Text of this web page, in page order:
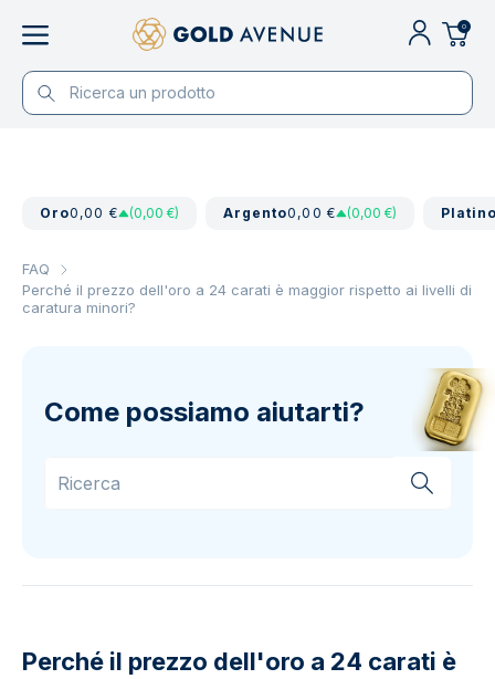
0
Oro0,00 € (0,00 €) Argento0,00 € (0,00 €)
FAQ
Perché il prezzo dell'oro a 24 carati è maggior rispetto ai livelli di
caratura minori?
Come possiamo aiutarti?
Perché il prezzo dell'oro a 24 carati è